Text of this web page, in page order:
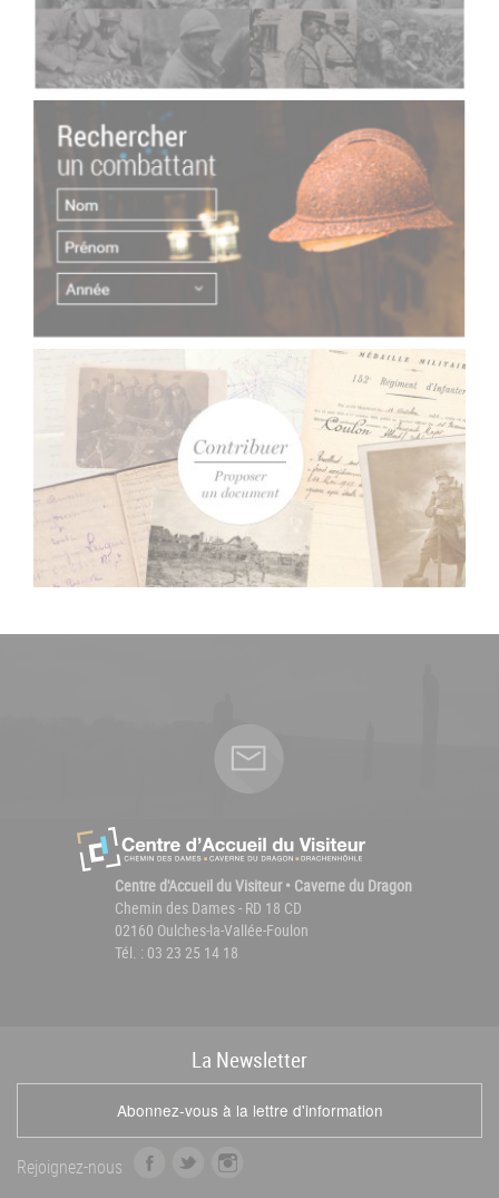
Centre d'Accueil du Visiteur • Caverne du Dragon
Chemin des Dames - RD 18 CD
02160 Oulches-la-Vallée-Foulon
Tél. : 03 23 25 14 18
La Newsletter
Abonnez-vous à la lettre d'information
Rejoignez-nous